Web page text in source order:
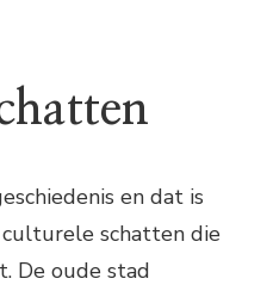
en dat is
schatten die
De oude stad